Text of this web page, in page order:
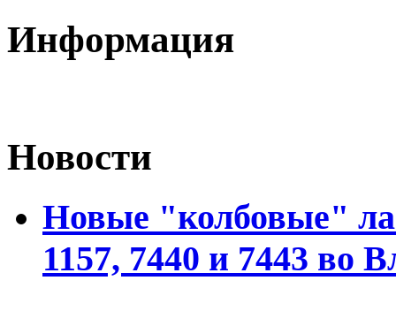
Информация
Новости
Новые "колбовые"
1157, 7440 и 7443 во